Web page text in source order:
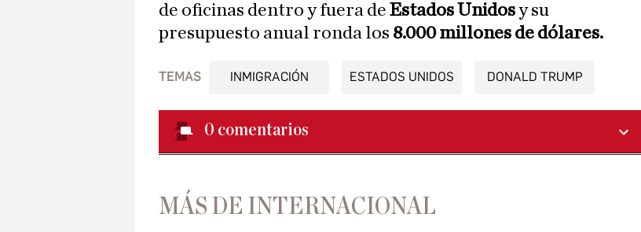
de oficinas dentro y fuera de Estados Unidosy su
presupuesto anual ronda los 8.000 millones de dólares.
TEMAS INMIGRACIÓN ESTADOS UNIDOS DONALD TRUMP
0 comentarios
MÁS DE INTERNACIONAL